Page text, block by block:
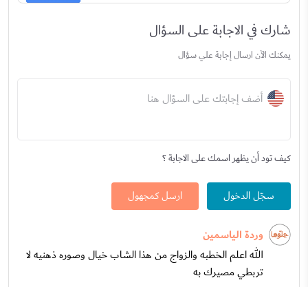
شارك في الاجابة على السؤال
يمكنك الآن ارسال إجابة علي سؤال
أضف إجابتك على السؤال هنا
كيف تود أن يظهر اسمك على الاجابة ؟
سجّل الدخول ارسل كمجهول
وردة الياسمين
الله اعلم الخطبه والزواج من هذا الشاب خيال وصوره ذهنيه لا
تربطي مصيرك به